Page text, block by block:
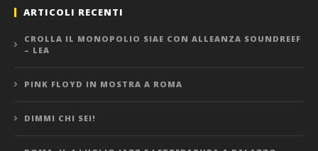
ARTICOLI RECENTI
CROLLA IL MONOPOLIO SIAE CON ALLEANZA SOUNDREEF
– LEA
PINK FLOYD IN MOSTRA A ROMA
DIMMI CHI SEI!